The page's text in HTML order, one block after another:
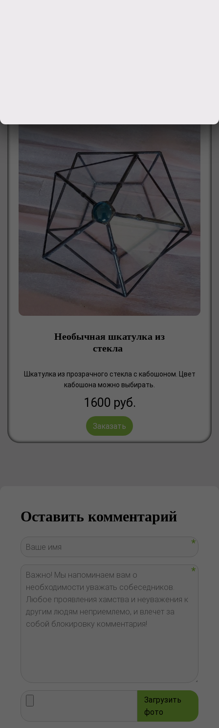
Необычная шкатулка из
стекла
Шкатулка из прозрачного стекла с кабошоном. Цвет
кабошона можно выбирать.
1600 руб.
Заказать
Оставить комментарий
Загрузить
фото